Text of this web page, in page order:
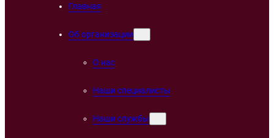
Главная
Об организации
О нас
Наши специалисты
Наши службы